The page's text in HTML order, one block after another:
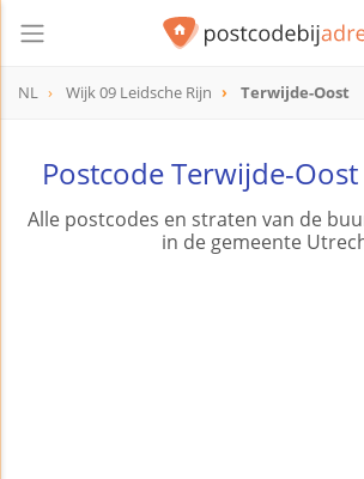
NL Wijk 09 Leidsche Rijn Terwijde-Oost
Postcode Terwijde-
Alle postcodes en straten van de
in de gemeente